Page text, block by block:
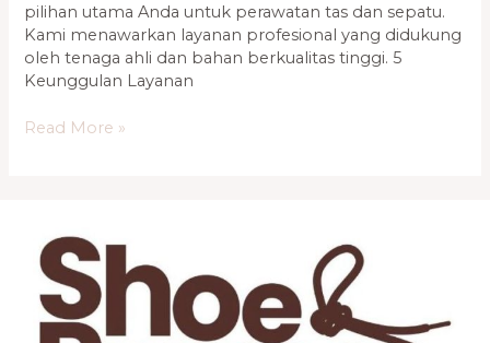
pilihan utama Anda untuk perawatan tas dan sepatu.
Kami menawarkan layanan profesional yang didukung
oleh tenaga ahli dan bahan berkualitas tinggi. 5
Keunggulan Layanan
Read More »